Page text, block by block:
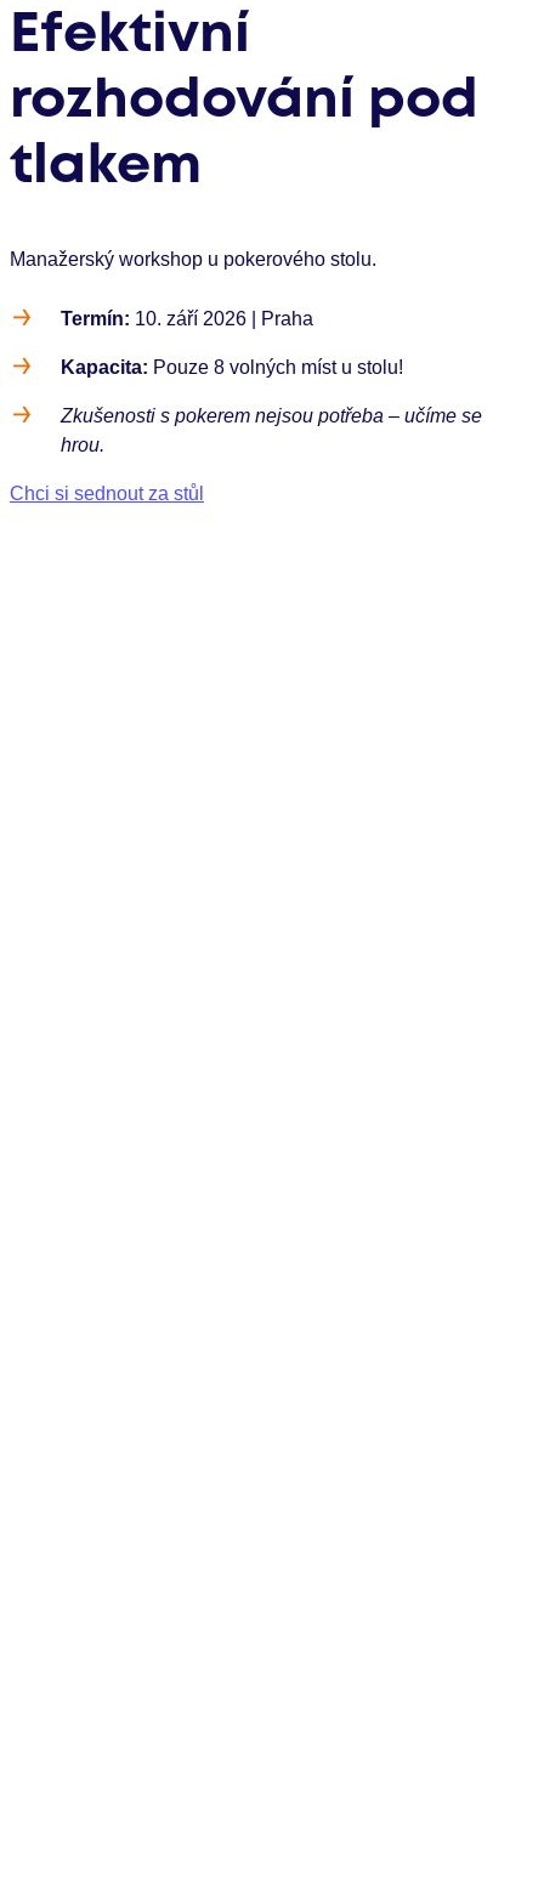
Efektivní
rozhodování pod
tlakem
Manažerský workshop u pokerového stolu.
Termín: 10. září 2026 | Praha
Kapacita: Pouze 8 volných míst u stolu!
Zkušenosti s pokerem nejsou potřeba – učíme se
hrou.
Chci si sednout za stůl